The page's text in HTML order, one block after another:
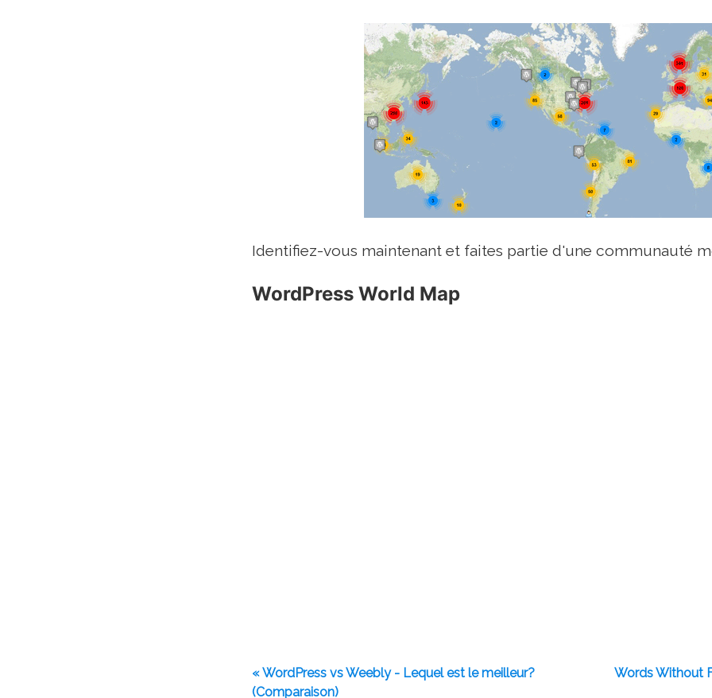
Identifiez-vous maintenant et faites partie d'une communauté
WordPress World Map
« WordPress vs Weebly - Lequel est le meilleur?
(Comparaison)
Words Without